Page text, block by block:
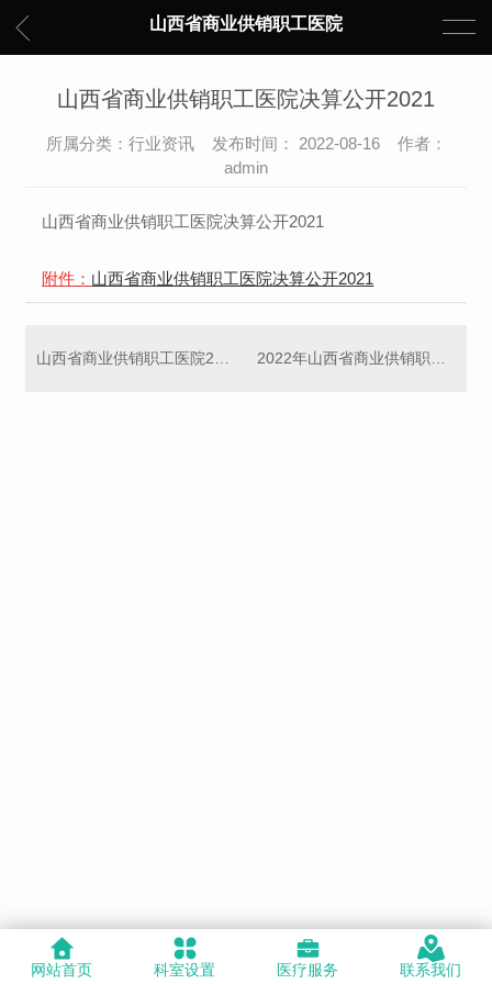
山西省商业供销职工医院
山西省商业供销职工医院决算公开2021
所属分类：行业资讯 发布时间： 2022-08-16 作者：
admin
山西省商业供销职工医院决算公开2021
附件： 山西省商业供销职工医院决算公开2021
网站首页 科室设置 医疗服务 联系我们